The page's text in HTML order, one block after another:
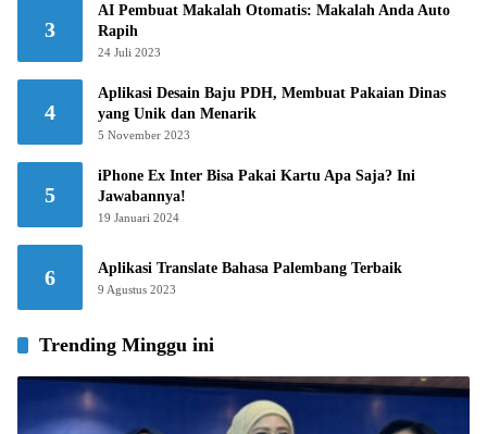
3
AI Pembuat Makalah Otomatis: Makalah Anda Auto
Rapih
24 Juli 2023
4
Aplikasi Desain Baju PDH, Membuat Pakaian Dinas
yang Unik dan Menarik
5 November 2023
5
iPhone Ex Inter Bisa Pakai Kartu Apa Saja? Ini
Jawabannya!
19 Januari 2024
6 Aplikasi Translate Bahasa Palembang Terbaik
9 Agustus 2023
Trending Minggu ini